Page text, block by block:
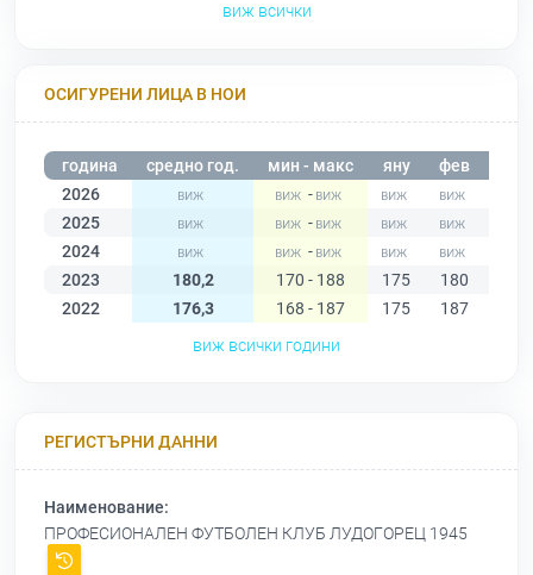
виж всички
ОСИГУРЕНИ ЛИЦА В НОИ
година средно год. мин - макс яну фев
2026
-
2025
-
2024
-
2023
180,2 170 - 188 175 180
2022
176,3 168 - 187 175 187
виж всички години
РЕГИСТЪРНИ ДАННИ
Наименование:
ПРОФЕСИОНАЛЕН ФУТБОЛЕН КЛУБ ЛУДОГОРЕЦ 1945